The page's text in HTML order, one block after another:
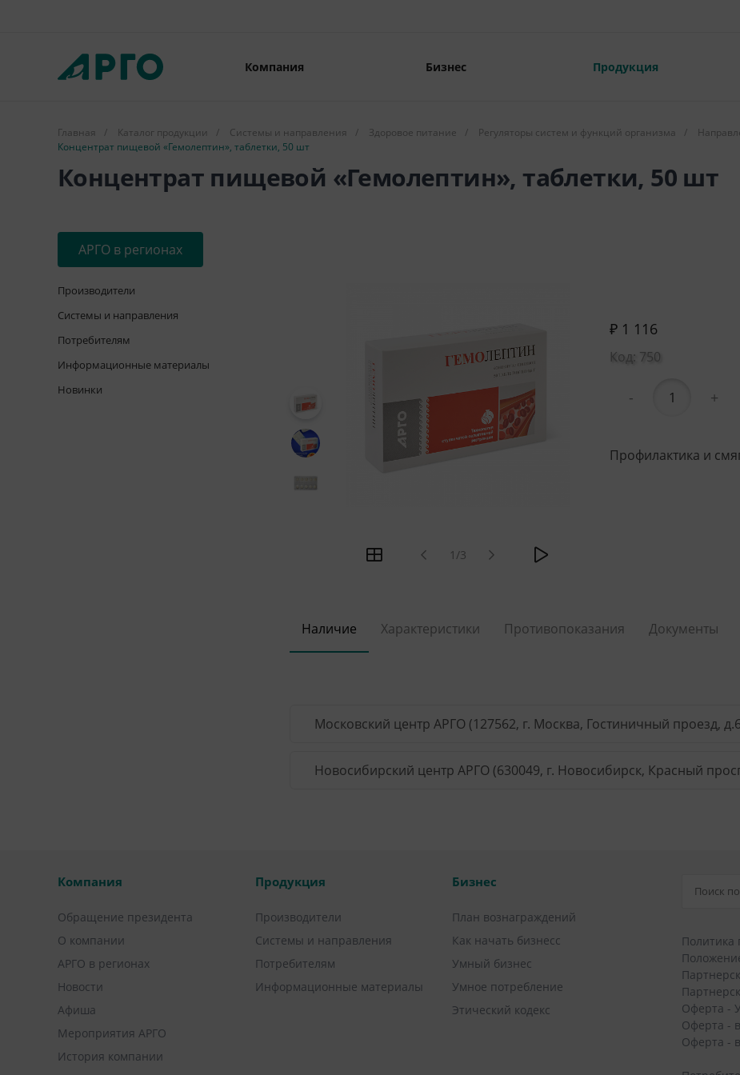
Компания Бизнес Продукция
Главная / Каталог продукции / Системы и направления / Здоровое питание / Регуляторы систем и функций организма /
Концентрат пищевой «Гемолептин», таблетки, 50 шт
Концентрат пищевой «Гемолептин», таблетки, 50 шт
АРГО в регионах
Производители
Системы и направления
Потребителям
Информационные материалы
Новинки
1/3
₽ 1 116
Код: 750
- +
Профилактика и
Наличие Характеристики Противопоказания Документы
Московский центр АРГО (127562, г. Москва, Гостиничный проезд,
Новосибирский центр АРГО (630049, г. Новосибирск, Красный
Компания
Обращение президента
О компании
АРГО в регионах
Новости
Афиша
Мероприятия АРГО
История компании
Продукция
Производители
Системы и направления
Потребителям
Информационные материалы
Бизнес
План вознаграждений
Как начать бизнесс
Умный бизнес
Умное потребление
Этический кодекс
Политика
Оферта -
Оферта -
Оферта -